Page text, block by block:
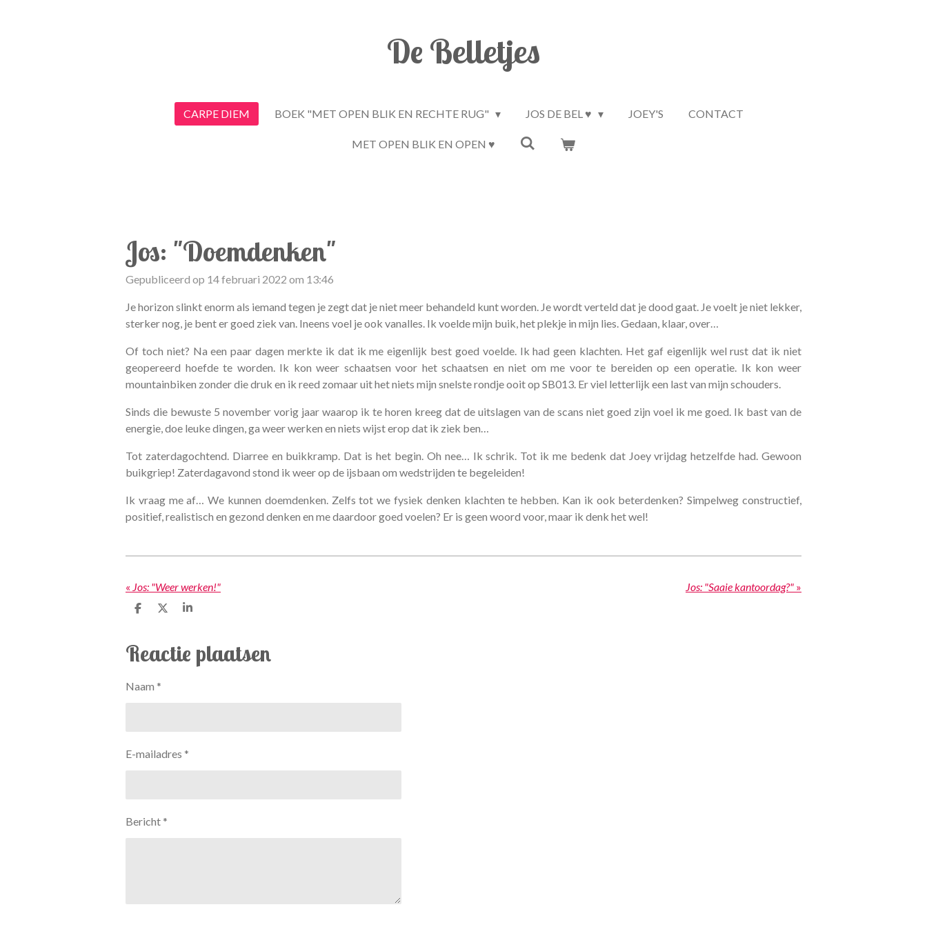
De Belletjes
CARPE DIEM BOEK "MET OPEN BLIK EN RECHTE RUG" JOS DE BEL ♥ JOEY'S CONTACT
MET OPEN BLIK EN OPEN ♥
Jos: "Doemdenken"
Gepubliceerd op 14 februari 2022 om 13:46
Je horizon slinkt enorm als iemand tegen je zegt dat je niet meer behandeld kunt worden. Je wordt verteld dat je dood gaat. Je voelt je niet lekker,
sterker nog, je bent er goed ziek van. Ineens voel je ook vanalles. Ik voelde mijn buik, het plekje in mijn lies. Gedaan, klaar, over…
Of toch niet? Na een paar dagen merkte ik dat ik me eigenlijk best goed voelde. Ik had geen klachten. Het gaf eigenlijk wel rust dat ik niet
geopereerd hoefde te worden. Ik kon weer schaatsen voor het schaatsen en niet om me voor te bereiden op een operatie. Ik kon weer
mountainbiken zonder die druk en ik reed zomaar uit het niets mijn snelste rondje ooit op SB013. Er viel letterlijk een last van mijn schouders.
Sinds die bewuste 5 november vorig jaar waarop ik te horen kreeg dat de uitslagen van de scans niet goed zijn voel ik me goed. Ik bast van de
energie, doe leuke dingen, ga weer werken en niets wijst erop dat ik ziek ben…
Tot zaterdagochtend. Diarree en buikkramp. Dat is het begin. Oh nee… Ik schrik. Tot ik me bedenk dat Joey vrijdag hetzelfde had. Gewoon
buikgriep! Zaterdagavond stond ik weer op de ijsbaan om wedstrijden te begeleiden!
Ik vraag me af… We kunnen doemdenken. Zelfs tot we fysiek denken klachten te hebben. Kan ik ook beterdenken? Simpelweg constructief,
positief, realistisch en gezond denken en me daardoor goed voelen? Er is geen woord voor, maar ik denk het wel!
« Jos: "Weer werken!" Jos: "Saaie kantoordag?" »
D
e
n
D
S
e
Reactie plaatsen
Naam *
E-mailadres *
Bericht *